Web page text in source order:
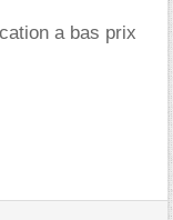
a bas prix